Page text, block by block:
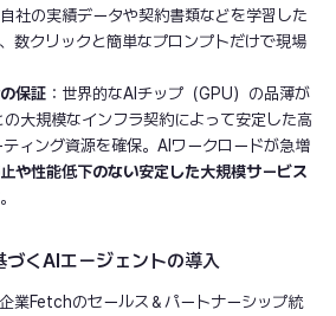
社の実績データや契約書類などを学習した
数クリックと簡単なプロンプトだけで現場
保証 ：世界的なAIチップ（GPU）の品薄が
大規模なインフラ契約によって安定した高
ィング資源を確保。AIワークロードが急増
や性能低下のない安定した大規模サービス
くAIエージェントの導入
業Fetchのセールス＆パートナーシップ統